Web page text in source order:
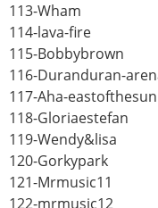
113-Wham
114-lava-fire
115-Bobbybrown
116-Duranduran-
117-Aha-eastofthesun
118-Gloriaestefan
119-Wendy&lisa
120-Gorkypark
121-Mrmusic11
122-mrmusic12